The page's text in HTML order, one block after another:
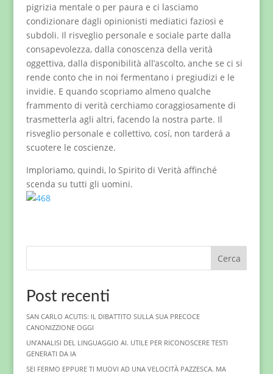
pigrizia mentale o per paura e ci lasciamo
condizionare dagli opinionisti mediatici faziosi e
subdoli. Il risveglio personale e sociale parte dalla
consapevolezza, dalla conoscenza della verità
oggettiva, dalla disponibilità all’ascolto, anche se ci si
rende conto che in noi fermentano i pregiudizi e le
invidie. E quando scopriamo almeno qualche
frammento di verità cerchiamo coraggiosamente di
trasmetterla agli altri, facendo la nostra parte. Il
risveglio personale e collettivo, cosí, non tarderá a
scuotere le coscienze.
Imploriamo, quindi, lo Spirito di Verità affinché
scenda su tutti gli uomini.
Cerca
Post recenti
SAN CARLO ACUTIS: IL DIBATTITO SULLA SUA PRECOCE
CANONIZZIONE OGGI
UN’ANALISI DEL LINGUAGGIO AI. UTILE PER RICONOSCERE TESTI
GENERATI DA IA
SEI FERMO EPPURE TI MUOVI AD UNA VELOCITÀ PAZZESCA. MA